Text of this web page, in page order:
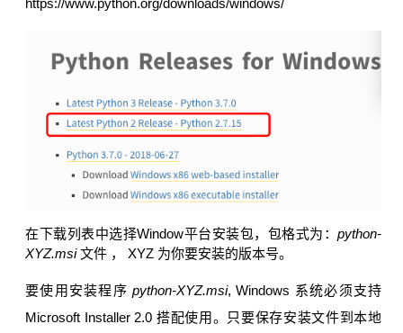
https://www.python.org/downloads/windows/
在下载列表中选择Window平台安装包，包格式为：python-
XYZ.msi文件 ， XYZ 为你要安装的版本号。
要使用安装程序python-XYZ.msi, Windows 系统必须支持
Microsoft Installer 2.0 搭配使用。只要保存安装文件到本地